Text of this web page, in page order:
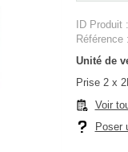
ID Produit
Unité de
Prise 2 x
Voir
Poser